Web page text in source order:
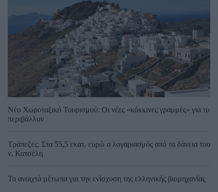
Νέο Χωροταξικό Τουρισμού: Οι νέες «κόκκινες γραμμές» για το
περιβάλλον
Τράπεζες: Στα 55,5 εκατ. ευρώ ο λογαριασμός από τα δάνεια του
ν. Κατσέλη
Τα ανοιχτά μέτωπα για την ενίσχυση της ελληνικής βιομηχανίας